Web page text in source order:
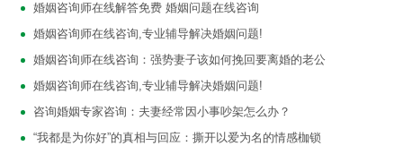
婚姻咨询师在线解答免费 婚姻问题在线咨询
婚姻咨询师在线咨询,专业辅导解决婚姻问题!
婚姻咨询师在线咨询：强势妻子该如何挽回要离婚的老公
婚姻咨询师在线咨询,专业辅导解决婚姻问题!
咨询婚姻专家咨询：夫妻经常因小事吵架怎么办？
“我都是为你好”的真相与回应：撕开以爱为名的情感枷锁